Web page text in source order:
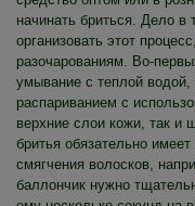
начинать бриться. Дело в
организовать этот
разочарованиям. Во-
умывание с теплой
распариванием с
верхние слои кожи, так и
бритья обязательно
смягчения волосков,
баллончик нужно